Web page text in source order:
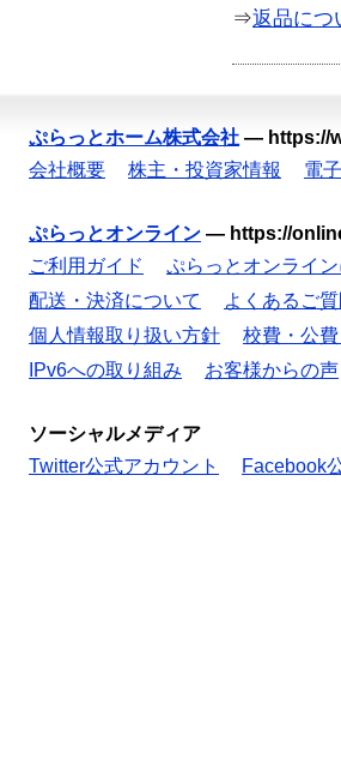
⇒返品につ
ぷらっとホーム株式会社 — https://
会社概要
株主・投資家情報 電
ぷらっとオンライン — https://
ご利用ガイド
ぷらっとオンライ
配送・決済について
よくあるご質
個人情報取り扱い方針
校費・公
IPv6への取り組み
お客様からの声
ソーシャルメディア
Twitter公式アカウント
Facebook